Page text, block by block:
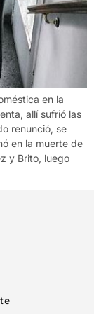
en la
allí sufrió las
renunció, se
en la muerte de
y Brito, luego